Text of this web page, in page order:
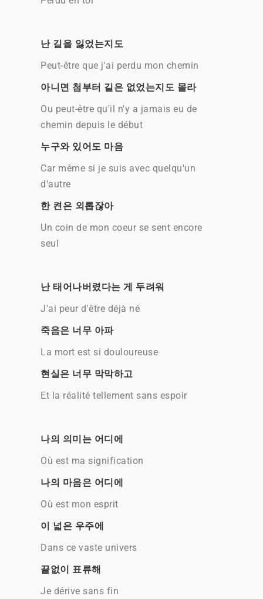
난 길을 잃었는지도
Peut-être que j'ai perdu mon chemin
아니면 첨부터 길은 없었는지도 몰라
Ou peut-être qu'il n'y a jamais eu de
chemin depuis le début
누구와 있어도 마음
Car même si je suis avec quelqu'un
d'autre
한 켠은 외롭잖아
Un coin de mon coeur se sent encore
seul
난 태어나버렸다는 게 두려워
J'ai peur d'être déjà né
죽음은 너무 아파
La mort est si douloureuse
현실은 너무 막막하고
Et la réalité tellement sans espoir
나의 의미는 어디에
Où est ma signification
나의 마음은 어디에
Où est mon esprit
이 넓은 우주에
Dans ce vaste univers
끝없이 표류해
Je dérive sans fin